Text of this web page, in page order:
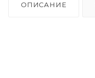
ОПИСАНИЕ